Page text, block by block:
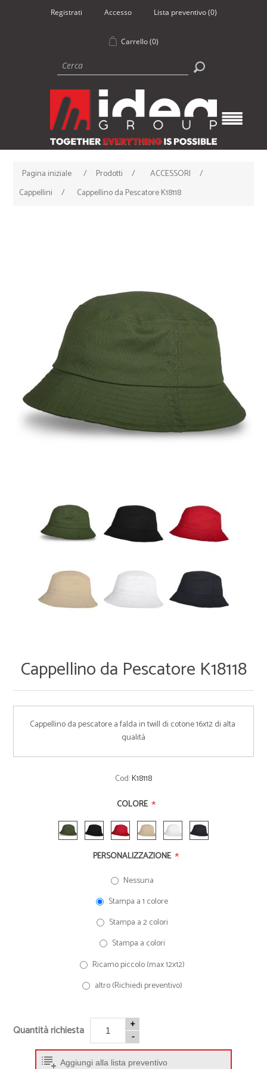
Registrati Accesso Lista preventivo (0)
Carrello (0)
Pagina iniziale / Prodotti / ACCESSORI
/
Cappellini
/ Cappellino da Pescatore K18118
Cappellino da Pescatore K18118
Cappellino da pescatore a falda in twill di cotone 16x12 di alta
qualità
Cod:K18118
COLORE *
PERSONALIZZAZIONE *
Nessuna
Stampa a 1 colore
Stampa a 2 colori
Stampa a colori
Ricamo piccolo (max 12x12)
altro (Richiedi preventivo)
Quantità richiesta
+
-
Aggiungi alla lista preventivo